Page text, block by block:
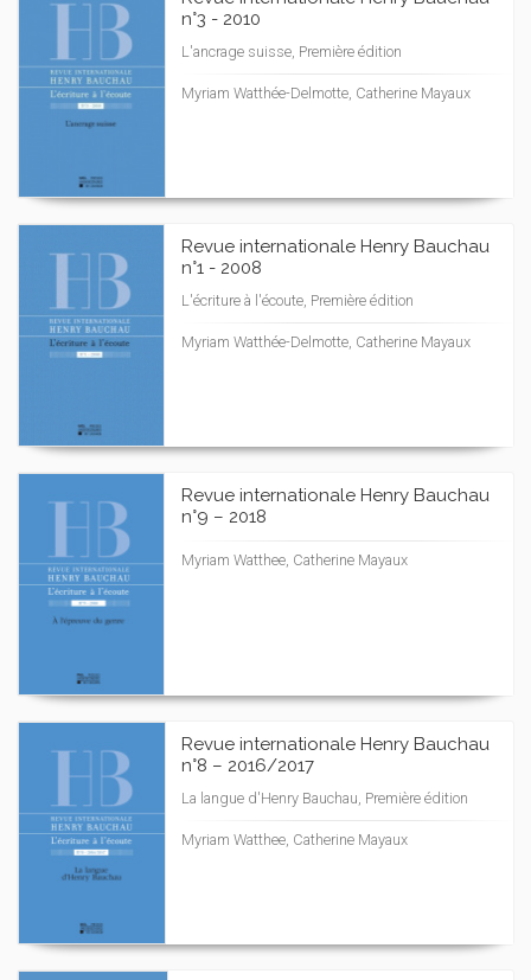
n°3 - 2010
L'ancrage suisse, Première édition
Myriam Watthée-Delmotte, Catherine Mayaux
Revue internationale Henry Bauchau
n°1 - 2008
L'écriture à l'écoute, Première édition
Myriam Watthée-Delmotte, Catherine Mayaux
Revue internationale Henry Bauchau
n°9 – 2018
Myriam Watthee, Catherine Mayaux
Revue internationale Henry Bauchau
n°8 – 2016/2017
La langue d'Henry Bauchau, Première édition
Myriam Watthee, Catherine Mayaux